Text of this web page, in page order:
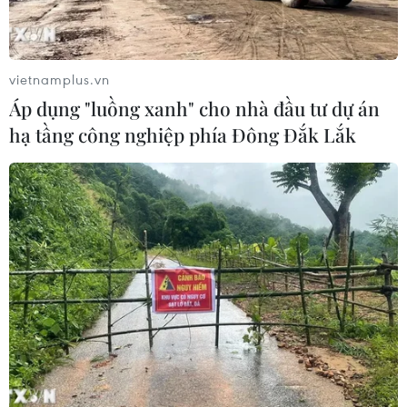
Tàu chở hàng của Thổ Nhĩ Kỳ bị tấn
công trên Biển Đen
Vì sao Google khiến Mỹ và
EU đối đầu về chủ quyền số?
04/08/2026 04:13
Máy bay chở khách nội địa đầu tiên
của Nga hoàn tất chuyến bay thử
nghiệm
04/08/2026 01:25
vietnamplus.vn
Áp dụng "luồng xanh" cho nhà đầu tư dự án
hạ tầng công nghiệp phía Đông Đắk Lắk